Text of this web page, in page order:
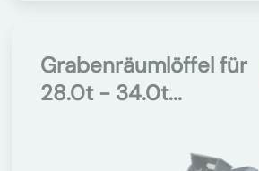
Grabenräumlöffel für
28.0t - 34.0t...